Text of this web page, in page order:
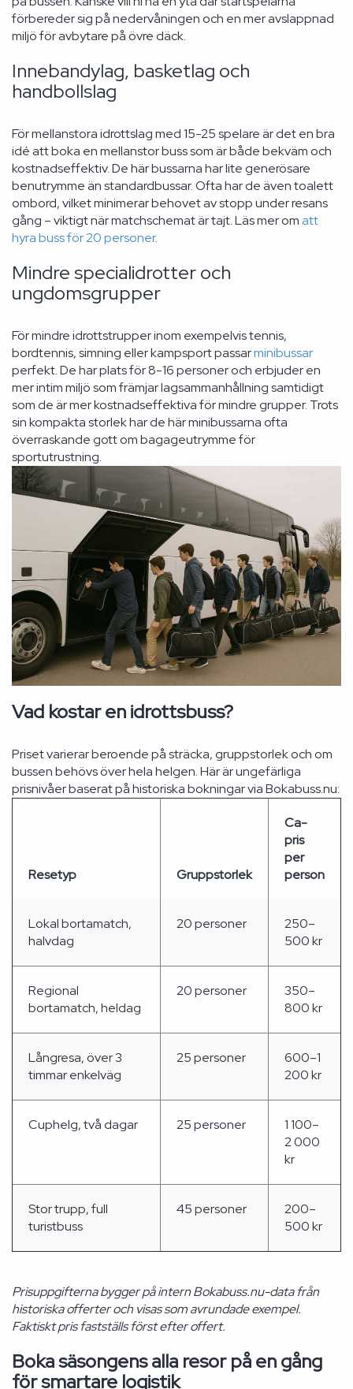
förbereder sig på nedervåningen och en mer avslappnad
miljö för avbytare på övre däck.
Innebandylag, basketlag och
handbollslag
För mellanstora idrottslag med 15-25 spelare är det en bra
idé att boka en mellanstor buss som är både bekväm och
kostnadseffektiv. De här bussarna har lite generösare
benutrymme än standardbussar. Ofta har de även toalett
ombord, vilket minimerar behovet av stopp under resans
gång – viktigt när matchschemat är tajt. Läs mer om att
hyra buss för 20 personer.
Mindre specialidrotter och
ungdomsgrupper
För mindre idrottstrupper inom exempelvis tennis,
bordtennis, simning eller kampsport passarminibussar
perfekt. De har plats för 8-16 personer och erbjuder en
mer intim miljö som främjar lagsammanhållning samtidigt
som de är mer kostnadseffektiva för mindre grupper. Trots
sin kompakta storlek har de här minibussarna ofta
överraskande gott om bagageutrymme för
sportutrustning.
Vad kostar en idrottsbuss?
Priset varierar beroende på sträcka, gruppstorlek och om
bussen behövs över hela helgen. Här är ungefärliga
prisnivåer baserat på historiska bokningar via Bokabuss.nu:
Resetyp Gruppstorlek
Ca-
pris
per
person
Lokal bortamatch,
halvdag
20 personer
250–
500 kr
Regional
bortamatch, heldag
20 personer
350–
800 kr
Långresa, över 3
timmar enkelväg
25 personer
600–1
200 kr
Cuphelg, två dagar 25 personer
1 100–
2 000
kr
Stor trupp, full
turistbuss
45 personer
200–
500 kr
Prisuppgifterna bygger på intern Bokabuss.nu-data från
historiska offerter och visas som avrundade exempel.
Faktiskt pris fastställs först efter offert.
Boka säsongens alla resor på en gång
för smartare logistik